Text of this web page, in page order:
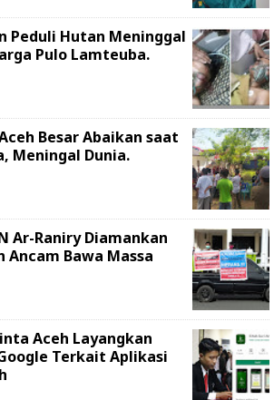
Peduli Hutan Meninggal
Pulo Lamteuba.
Besar Abaikan saat
Meningal Dunia.
Ar-Raniry Diamankan
Ancam Bawa Massa
Aceh Layangkan
Terkait Aplikasi